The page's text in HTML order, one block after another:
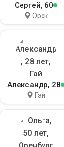
Сергей, 60
Орск
Александр, 28
Гай